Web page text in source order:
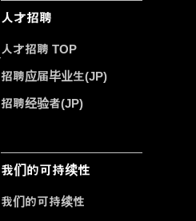
人才招聘
人才招聘 TOP
招聘应届毕业生(JP)
招聘经验者(JP)
我们的可持续性
我们的可持续性